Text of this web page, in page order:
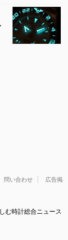
問い合わせ
広告掲
む時計総合ニュース